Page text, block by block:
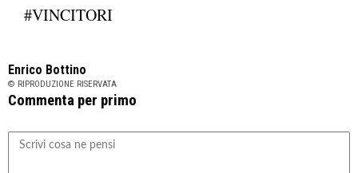
#VINCITORI
Enrico Bottino
© RIPRODUZIONE RISERVATA
Commenta per primo